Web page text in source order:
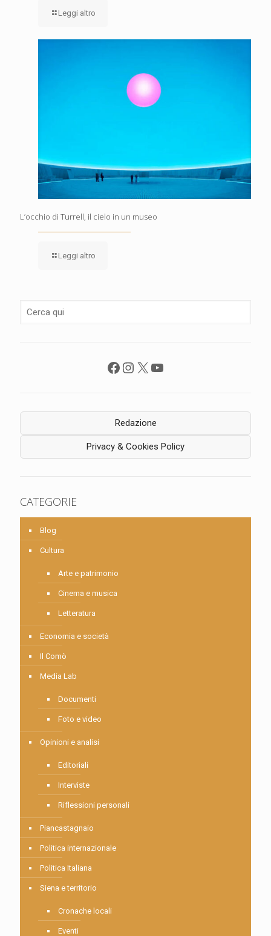
Leggi altro
L’occhio di Turrell, il cielo in un museo
Leggi altro
Facebook
Instagram
X YouTube
Redazione
Privacy & Cookies Policy
CATEGORIE
Blog
Cultura
Arte e patrimonio
Cinema e musica
Letteratura
Economia e società
Il Comò
Media Lab
Documenti
Foto e video
Opinioni e analisi
Editoriali
Interviste
Riflessioni personali
Piancastagnaio
Politica internazionale
Politica Italiana
Siena e territorio
Cronache locali
Eventi